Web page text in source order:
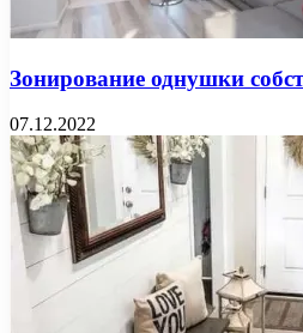
Зонирование однушки
07.12.2022